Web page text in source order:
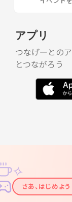
アプリ
つなげーとの
とつながろう
✦
✧
さあ、はじめよう